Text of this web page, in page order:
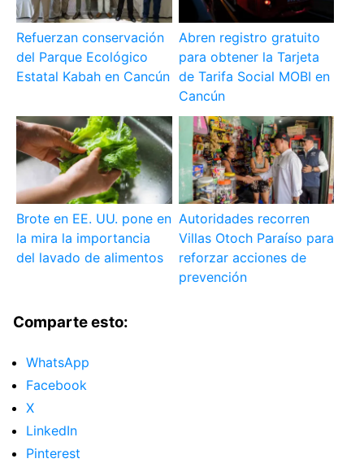
Refuerzan conservación
del Parque Ecológico
Estatal Kabah en Cancún
Abren registro gratuito
para obtener la Tarjeta
de Tarifa Social MOBI en
Cancún
Brote en EE. UU. pone en
la mira la importancia
del lavado de alimentos
Autoridades recorren
Villas Otoch Paraíso para
reforzar acciones de
prevención
Comparte esto:
WhatsApp
Facebook
X
LinkedIn
Pinterest